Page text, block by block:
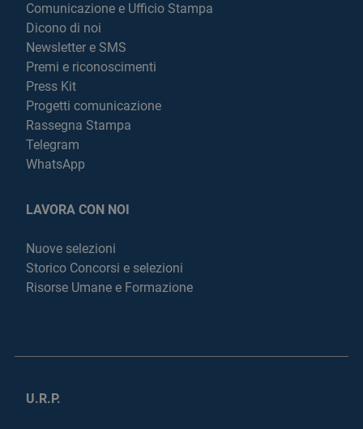
Comunicazione e Ufficio Stampa
Dicono di noi
Newsletter e SMS
Premi e riconoscimenti
Press Kit
Progetti comunicazione
Rassegna Stampa
Telegram
WhatsApp
LAVORA CON NOI
Nuove selezioni
Storico Concorsi e selezioni
Risorse Umane e Formazione
U.R.P.